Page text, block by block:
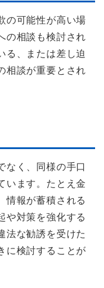
の可能性が高い場
の相談も検討され
る、または差し迫
相談が重要とされ
なく、同様の手口
います。たとえ金
情報が蓄積される
や対策を強化する
法な勧誘を受けた
に検討することが